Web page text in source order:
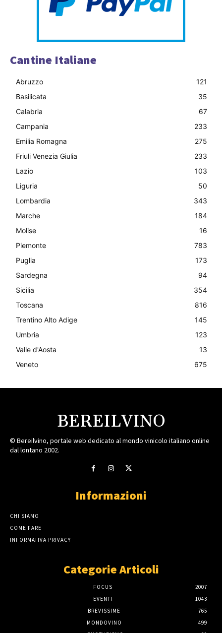
Cantine Italiane
Abruzzo
121
Basilicata
35
Calabria
67
Campania
233
Emilia Romagna
275
Friuli Venezia Giulia
233
Lazio
103
Liguria
50
Lombardia
343
Marche
184
Molise
16
Piemonte
783
Puglia
173
Sardegna
94
Sicilia
354
Toscana
816
Trentino Alto Adige
145
Umbria
123
Valle d'Aosta
13
Veneto
675
BEREILVINO
© Bereilvino, portale web dedicato al mondo vinicolo italiano online
dal lontano 2002.
Informazioni
CHI SIAMO
COME FARE
INFORMATIVA PRIVACY
Categorie Articoli
FOCUS
2007
EVENTI
1043
BREVISSIME
765
MONDOVINO
499